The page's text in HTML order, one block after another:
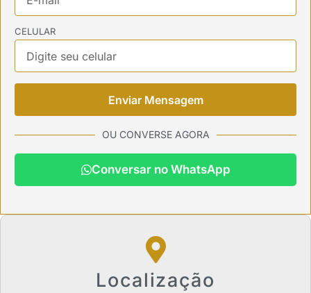
CELULAR
Enviar Mensagem
OU CONVERSE AGORA
Conversar no WhatsApp
Localização